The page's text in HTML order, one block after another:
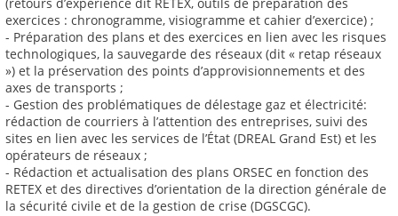
exercices : chronogramme, visiogramme et cahier d’exercice) ;
- Préparation des plans et des exercices en lien avec les risques
technologiques, la sauvegarde des réseaux (dit « retap réseaux
») et la préservation des points d’approvisionnements et des
axes de transports ;
- Gestion des problématiques de délestage gaz et électricité:
rédaction de courriers à l’attention des entreprises, suivi des
sites en lien avec les services de l’État (DREAL Grand Est) et les
opérateurs de réseaux ;
- Rédaction et actualisation des plans ORSEC en fonction des
RETEX et des directives d’orientation de la direction générale de
la sécurité civile et de la gestion de crise (DGSCGC).